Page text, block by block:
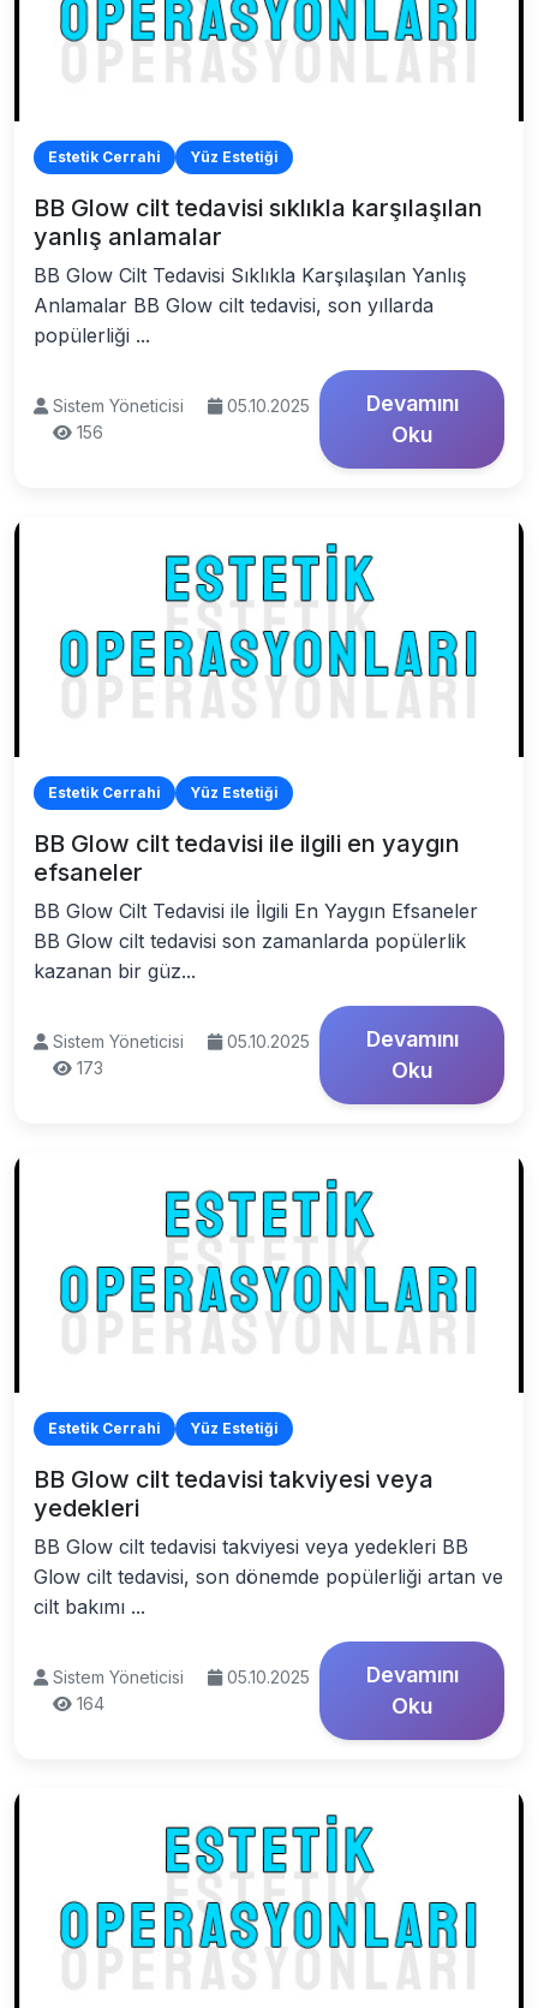
Estetik Cerrahi Yüz Estetiği
BB Glow cilt tedavisi sıklıkla karşılaşılan
yanlış anlamalar
BB Glow Cilt Tedavisi Sıklıkla Karşılaşılan Yanlış
Anlamalar BB Glow cilt tedavisi, son yıllarda
popülerliği ...
Sistem Yöneticisi
05.10.2025
156
Devamını
Oku
Estetik Cerrahi Yüz Estetiği
BB Glow cilt tedavisi ile ilgili en yaygın
efsaneler
BB Glow Cilt Tedavisi ile İlgili En Yaygın Efsaneler
BB Glow cilt tedavisi son zamanlarda popülerlik
kazanan bir güz...
Sistem Yöneticisi
05.10.2025
173
Devamını
Oku
Estetik Cerrahi Yüz Estetiği
BB Glow cilt tedavisi takviyesi veya
yedekleri
BB Glow cilt tedavisi takviyesi veya yedekleri BB
Glow cilt tedavisi, son dönemde popülerliği artan ve
cilt bakımı ...
Sistem Yöneticisi
05.10.2025
164
Devamını
Oku